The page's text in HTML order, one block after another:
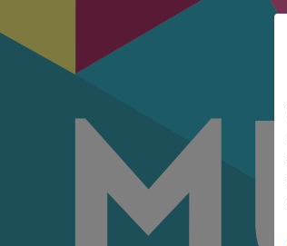
To language menu
To service information